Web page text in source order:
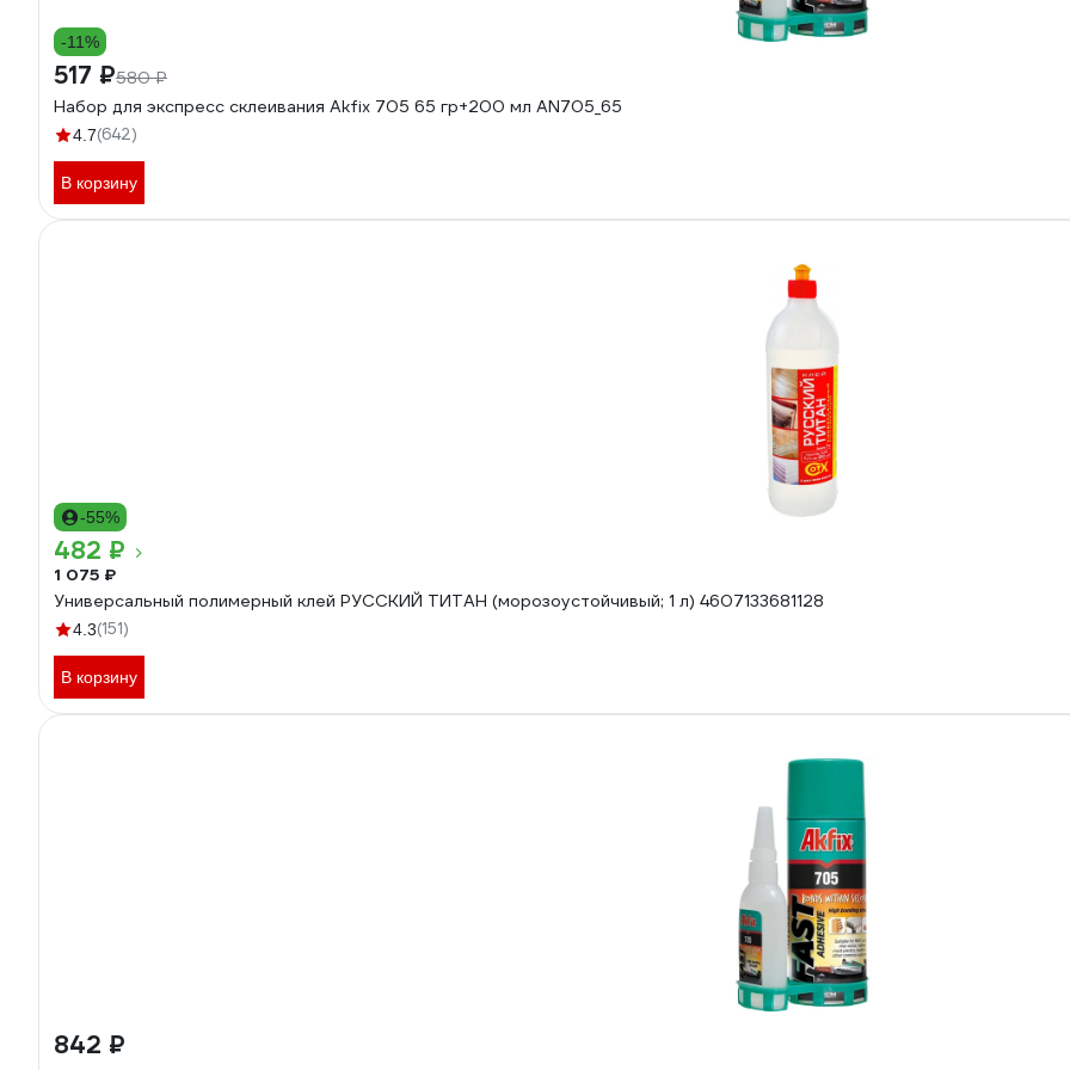
-11%
517 ₽580 ₽
Набор для экспресс склеивания Akfix 705 65 гр+200 мл AN705_65
4.7(642)
В корзину
-55%
482 ₽
1 075 ₽
Универсальный полимерный клей РУССКИЙ ТИТАН (морозоустойчивый; 1 л) 4607133681128
4.3(151)
В корзину
842 ₽